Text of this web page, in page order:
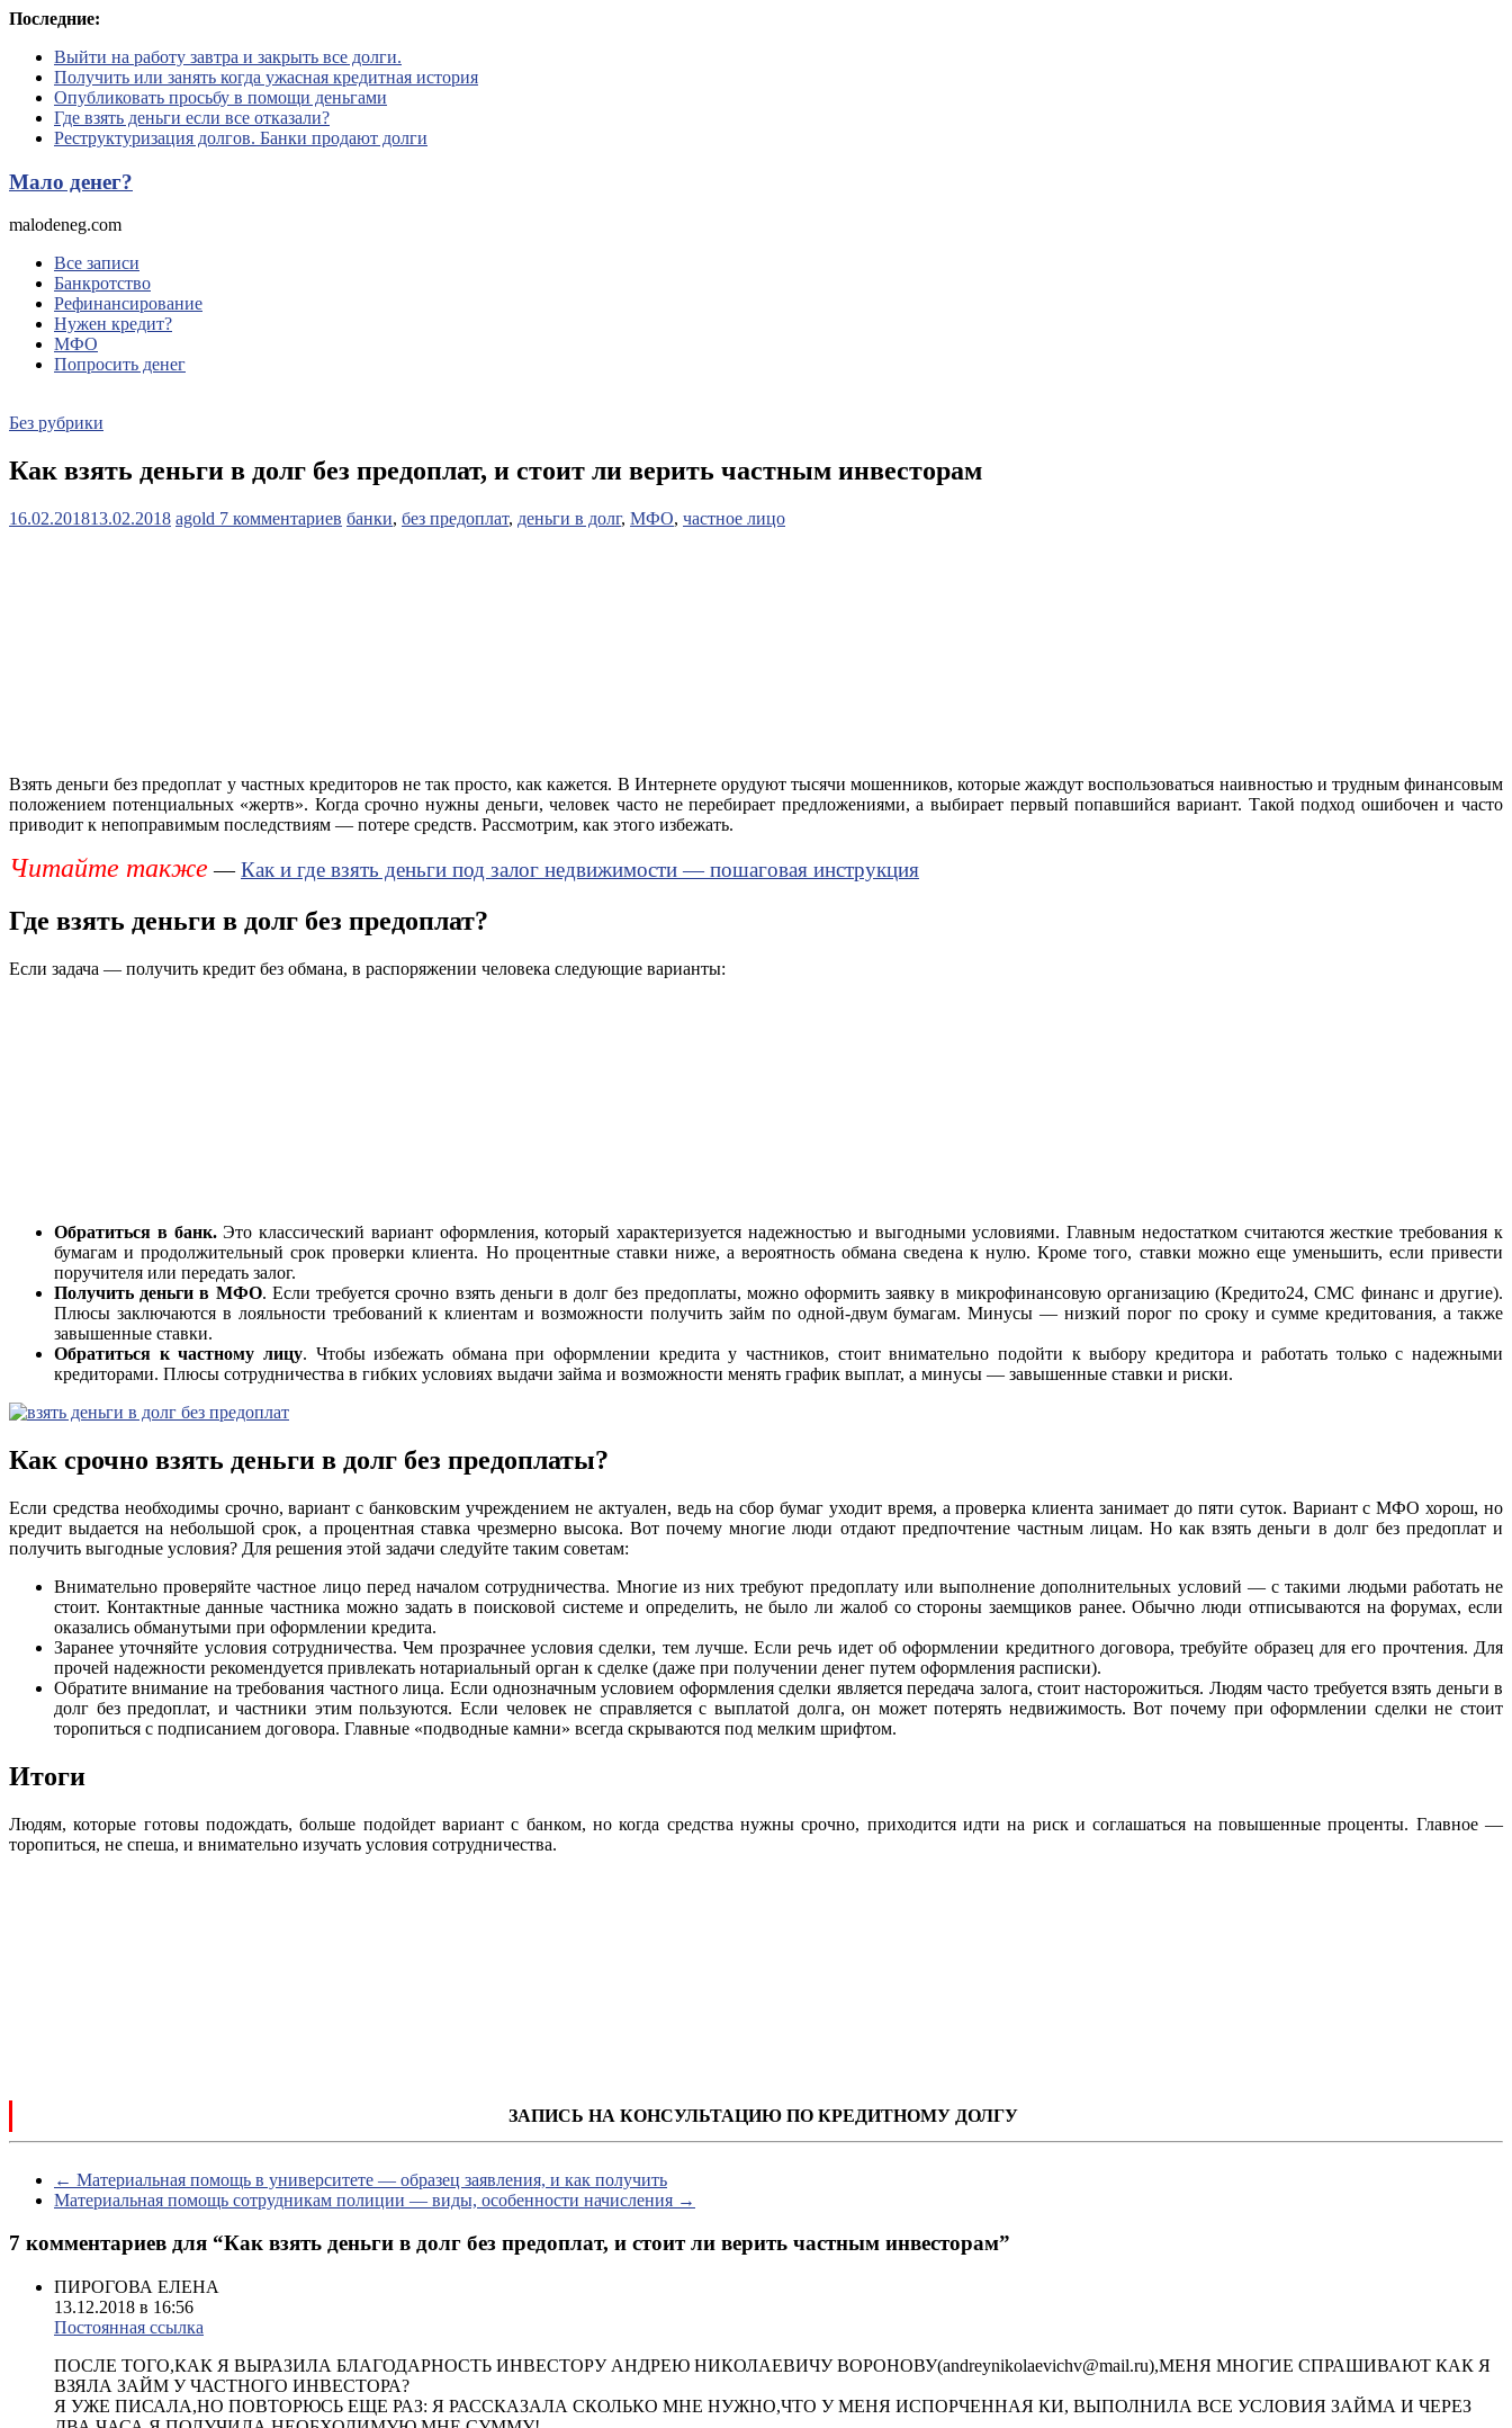
Перейти
содержимому
Последние:
Выйти на работу завтра и закрыть все долги.
Получить или занять когда ужасная кредитная история
Опубликовать просьбу в помощи деньгами
Где взять деньги если все отказали?
Реструктуризация долгов. Банки продают долги
Мало денег?
malodeneg.com
Все записи
Банкротство
Рефинансирование
Нужен кредит?
МФО
Попросить денег
Без рубрики
Как взять деньги в долг без предоплат, и стоит ли верить частным инвесторам
16.02.201813.02.2018 agold 7 комментариев банки, без предоплат, деньги в долг, МФО, частное лицо
Взять деньги без предоплат у частных кредиторов не так просто, как кажется. В Интернете орудуют тысячи мошенников, которые жаждут воспользоваться наивностью и трудным финансовым
положением потенциальных «жертв». Когда срочно нужны деньги, человек часто не перебирает предложениями, а выбирает первый попавшийся вариант. Такой подход ошибочен и часто
приводит к непоправимым последствиям — потере средств. Рассмотрим, как этого избежать.
Читайте также —Как и где взять деньги под залог недвижимости — пошаговая инструкция
Где взять деньги в долг без предоплат?
Если задача — получить кредит без обмана, в распоряжении человека следующие варианты:
Обратиться в банк.Это классический вариант оформления, который характеризуется надежностью и выгодными условиями. Главным недостатком считаются жесткие требования к
бумагам и продолжительный срок проверки клиента. Но процентные ставки ниже, а вероятность обмана сведена к нулю. Кроме того, ставки можно еще уменьшить, если привести
поручителя или передать залог.
Получить деньги в МФО. Если требуется срочно взять деньги в долг без предоплаты, можно оформить заявку в микрофинансовую организацию (Кредито24, СМС финанс и другие).
Плюсы заключаются в лояльности требований к клиентам и возможности получить займ по одной-двум бумагам. Минусы — низкий порог по сроку и сумме кредитования, а также
завышенные ставки.
Обратиться к частному лицу. Чтобы избежать обмана при оформлении кредита у частников, стоит внимательно подойти к выбору кредитора и работать только с надежными
кредиторами. Плюсы сотрудничества в гибких условиях выдачи займа и возможности менять график выплат, а минусы — завышенные ставки и риски.
Как срочно взять деньги в долг без предоплаты?
Если средства необходимы срочно, вариант с банковским учреждением не актуален, ведь на сбор бумаг уходит время, а проверка клиента занимает до пяти суток. Вариант с МФО хорош, но
кредит выдается на небольшой срок, а процентная ставка чрезмерно высока. Вот почему многие люди отдают предпочтение частным лицам. Но как взять деньги в долг без предоплат и
получить выгодные условия? Для решения этой задачи следуйте таким советам:
Внимательно проверяйте частное лицо перед началом сотрудничества. Многие из них требуют предоплату или выполнение дополнительных условий — с такими людьми работать не
стоит. Контактные данные частника можно задать в поисковой системе и определить, не было ли жалоб со стороны заемщиков ранее. Обычно люди отписываются на форумах, если
оказались обманутыми при оформлении кредита.
Заранее уточняйте условия сотрудничества. Чем прозрачнее условия сделки, тем лучше. Если речь идет об оформлении кредитного договора, требуйте образец для его прочтения. Для
прочей надежности рекомендуется привлекать нотариальный орган к сделке (даже при получении денег путем оформления расписки).
Обратите внимание на требования частного лица. Если однозначным условием оформления сделки является передача залога, стоит насторожиться. Людям часто требуется взять деньги в
долг без предоплат, и частники этим пользуются. Если человек не справляется с выплатой долга, он может потерять недвижимость. Вот почему при оформлении сделки не стоит
торопиться с подписанием договора. Главные «подводные камни» всегда скрываются под мелким шрифтом.
Итоги
Людям, которые готовы подождать, больше подойдет вариант с банком, но когда средства нужны срочно, приходится идти на риск и соглашаться на повышенные проценты. Главное —
торопиться, не спеша, и внимательно изучать условия сотрудничества.
ЗАПИСЬ НА КОНСУЛЬТАЦИЮ ПО КРЕДИТНОМУ ДОЛГУ
← Материальная помощь в университете — образец заявления, и как получить
Материальная помощь сотрудникам полиции — виды, особенности начисления →
7 комментариев для “Как взять деньги в долг без предоплат, и стоит ли верить частным инвесторам”
ПИРОГОВА ЕЛЕНА
13.12.2018 в 16:56
Постоянная ссылка
ПОСЛЕ ТОГО,КАК Я ВЫРАЗИЛА БЛАГОДАРНОСТЬ ИНВЕСТОРУ АНДРЕЮ НИКОЛАЕВИЧУ ВОРОНОВУ(andreynikolaevichv@mail.ru),МЕНЯ МНОГИЕ СПРАШИВАЮТ КАК Я
ВЗЯЛА ЗАЙМ У ЧАСТНОГО ИНВЕСТОРА?
Я УЖЕ ПИСАЛА,НО ПОВТОРЮСЬ ЕЩЕ РАЗ: Я РАССКАЗАЛА СКОЛЬКО МНЕ НУЖНО,ЧТО У МЕНЯ ИСПОРЧЕННАЯ КИ, ВЫПОЛНИЛА ВСЕ УСЛОВИЯ ЗАЙМА И ЧЕРЕЗ